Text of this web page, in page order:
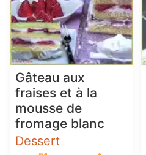
Gâteau aux
fraises et à la
mousse de
fromage blanc
Dessert